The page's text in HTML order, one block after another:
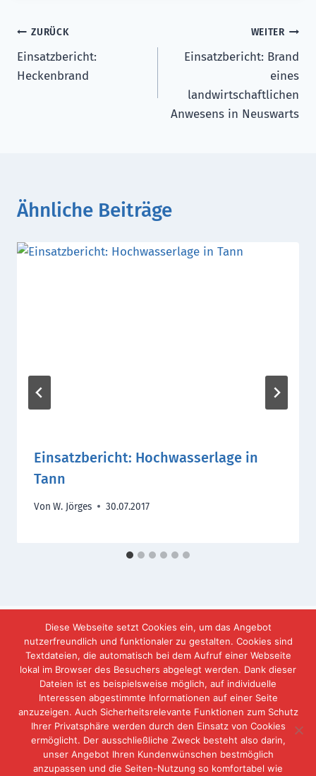
Beitragsnavigation
ZURÜCK
Einsatzbericht:
Heckenbrand
WEITER
Einsatzbericht: Brand
eines
landwirtschaftlichen
Anwesens in Neuswarts
Ähnliche Beiträge
Einsatzbericht: Hochwasserlage in
Tann
Von W. Jörges 30.07.2017
IMPRESSUM
DATENSCHUTZERKLÄRUNG
KONTAKT
Diese Webseite setzt Cookies ein, um das Angebot
nutzerfreundlich und funktionaler zu gestalten. Cookies sind
Textdateien, die automatisch bei dem Aufruf einer Webseite
lokal im Browser des Besuchers abgelegt werden. Dank dieser
Dateien ist es beispielsweise möglich, auf individuelle
Interessen abgestimmte Informationen auf einer Seite
anzuzeigen. Auch Sicherheitsrelevante Funktionen zum Schutz
Ihrer Privatsphäre werden durch den Einsatz von Cookies
ermöglicht. Der ausschließliche Zweck besteht also darin,
unser Angebot Ihren Kundenwünschen bestmöglich
anzupassen und die Seiten-Nutzung so komfortabel wie